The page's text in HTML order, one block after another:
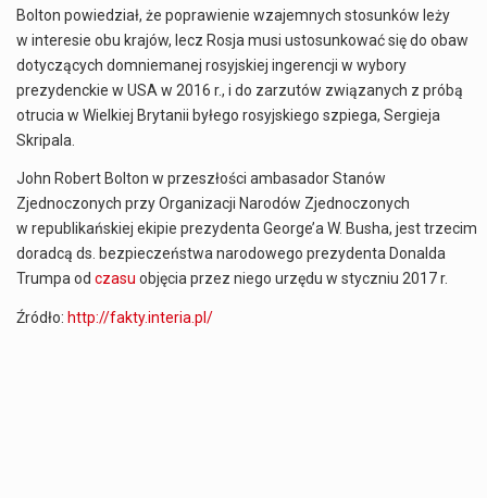
Bolton powiedział, że poprawienie wzajemnych stosunków leży
w interesie obu krajów, lecz Rosja musi ustosunkować się do obaw
dotyczących domniemanej rosyjskiej ingerencji w wybory
prezydenckie w USA w 2016 r., i do zarzutów związanych z próbą
otrucia w Wielkiej Brytanii byłego rosyjskiego szpiega, Sergieja
Skripala.
John Robert Bolton w przeszłości ambasador Stanów
Zjednoczonych przyOrganizacji Narodów Zjednoczonych
w republikańskiej ekipie prezydenta George’a W. Busha, jest trzecim
doradcą ds. bezpieczeństwanarodowego prezydenta Donalda
Trumpa od czasu objęcia przez niego urzędu w styczniu 2017 r.
Źródło: http://fakty.interia.pl/